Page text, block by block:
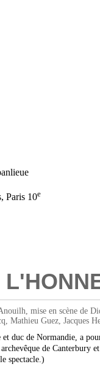
Paris 10e
mise en scène de
Mathieu Guez, Jacques
duc de Normandie, a
de
spectacle.)